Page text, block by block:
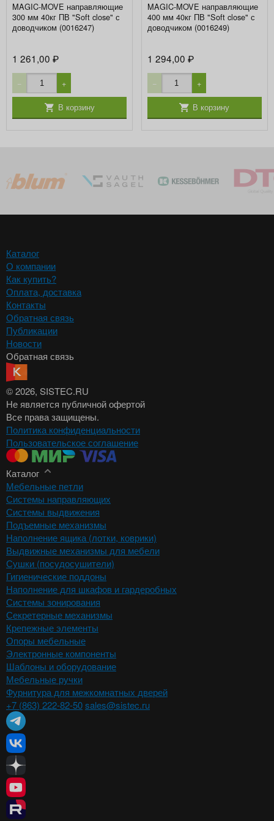
MAGIC-MOVE направляющие
300 мм 40кг ПВ "Soft close" с
доводчиком (0016247)
1 261,00₽
− +
В корзину
MAGIC-MOVE направляющие
400 мм 40кг ПВ "Soft close" с
доводчиком (0016249)
1 294,00 ₽
− +
В корзину
Каталог
О компании
Как купить?
Оплата, доставка
Контакты
Обратная связь
Публикации
Новости
Обратная связь
© 2026, SISTEC.RU
Не является публичной офертой
Все права защищены.
Политика конфиденциальности
Пользовательское соглашение
Каталог
Мебельные петли
Системы направляющих
Системы выдвижения
Подъемные механизмы
Наполнение ящика (лотки, коврики)
Выдвижные механизмы для мебели
Сушки (посудосушители)
Гигиенические поддоны
Наполнение для шкафов и гардеробных
Системы зонирования
Секретерные механизмы
Крепежные элементы
Опоры мебельные
Электронные компоненты
Шаблоны и оборудование
Мебельные ручки
Фурнитура для межкомнатных дверей
+7 (863) 222-82-50sales@sistec.ru